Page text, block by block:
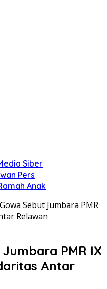
Siber
Pers
Anak
Sebut Jumbara PMR
Relawan
PMR IX
Antar